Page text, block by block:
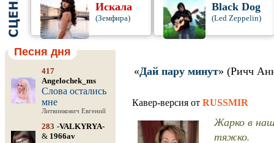
Искала
(Земфира)
Black Dog
(Led Zeppelin)
Песня дня
417
Angelochek_ms
Слова остались
мне
Литвинкович Евгений
283 -VALKYRYA-
& 1966av
«Дай пару минут» (Ричч
Кавер-версия от RUSSMIR
Жарко в
тяжко.